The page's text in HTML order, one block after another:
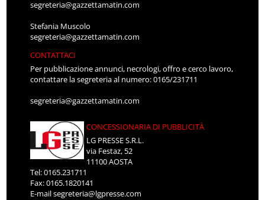
segreteria@gazzettamatin.com
Stefania Muscolo
segreteria@gazzettamatin.com
CONTATTACI
Per pubblicazione annunci, necrologi, offro e cerco lavoro,
contattare la segreteria al numero: 0165/231711
segreteria@gazzettamatin.com
CONCESSIONARIA DI PUBBLICITÀ
LG PRESSE S.R.L.
via Festaz, 52
11100 AOSTA
Tel: 0165.231711
Fax: 0165.1820141
E-mailsegreteria@lgpresse.com